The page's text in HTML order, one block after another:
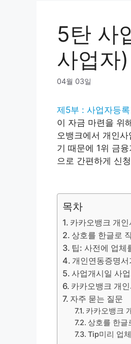
5탄 사
사업자)
04월 03일
제5부 : 사업자등
이 자금 마련을 위
오뱅크에서 개인
기 때문에 1위 금
으로 간편하게 신
목차
카카오뱅크 개
상호를 한글로
팁: 사전에 업체
개인연동증명
사업개시일 사
카카오뱅크 개
자주 묻는 질문
카카오뱅크
상호를 한글
Tip미리 업